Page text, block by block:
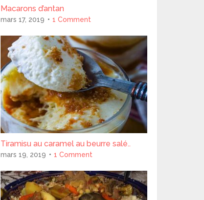
Macarons d’antan
mars 17, 2019 1 Comment
Tiramisu au caramel au beurre salé..
mars 19, 2019 1 Comment